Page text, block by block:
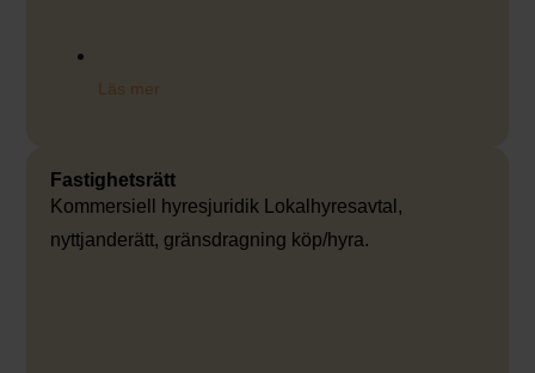
Läs mer
Fastighetsrätt
Kommersiell hyresjuridik Lokalhyresavtal,
nyttjanderätt, gränsdragning köp/hyra.